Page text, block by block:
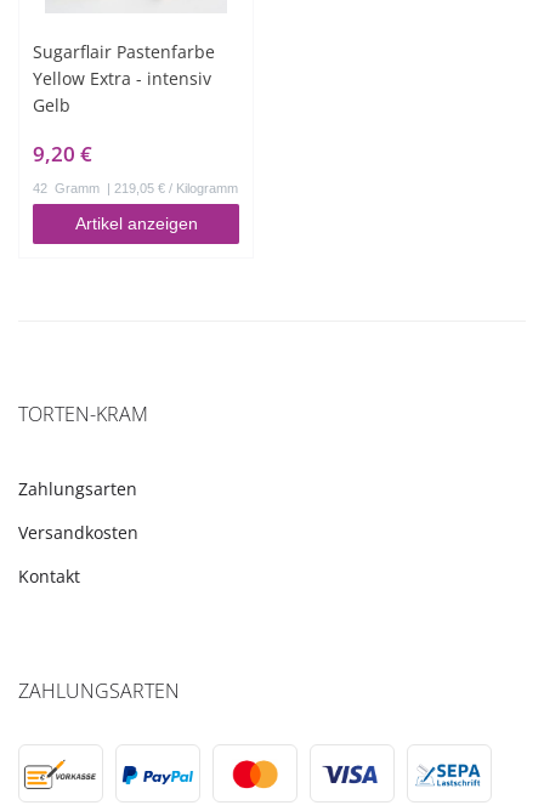
Sugarflair Pastenfarbe
Yellow Extra - intensiv
Gelb
9,20 €
42 Gramm | 219,05 € / Kilogramm
Artikel anzeigen
TORTEN-KRAM
Zahlungsarten
Versandkosten
Kontakt
ZAHLUNGSARTEN